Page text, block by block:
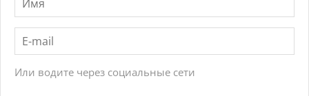
Или водите через социальные сети